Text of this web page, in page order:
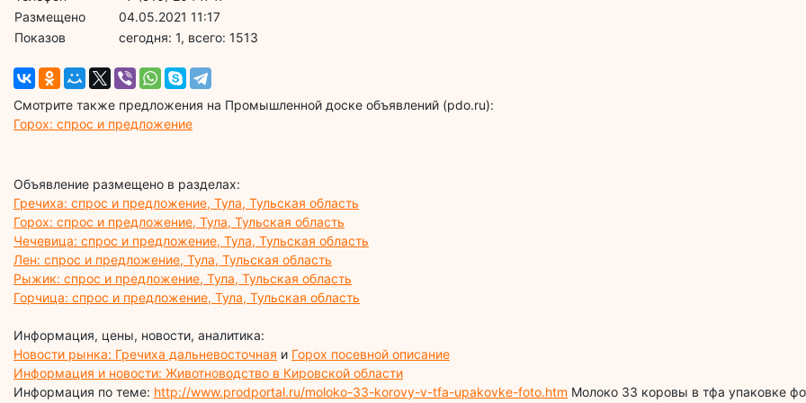
Размещено
04.05.2021 11:17
Показов
cегодня: 1, всего: 1513
Смотрите также предложения на Промышленной доске объявлений (pdo.ru):
Горох: спрос и предложение
Объявление размещено в разделах:
Гречиха: спрос и предложение, Тула, Тульская область
Горох: спрос и предложение, Тула, Тульская область
Чечевица: спрос и предложение, Тула, Тульская область
Лен: спрос и предложение, Тула, Тульская область
Рыжик: спрос и предложение, Тула, Тульская область
Горчица: спрос и предложение, Тула, Тульская область
Информация, цены, новости, аналитика:
Новости рынка: Гречиха дальневосточная и Горох посевной описание
Информация и новости: Животноводство в Кировской области
Информация по теме: http://www.prodportal.ru/moloko-33-korovy-v-tfa-upakovke-foto.htm Молоко 33 коровы в тфа упаковке